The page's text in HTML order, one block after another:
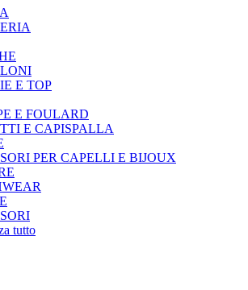
E TOP
E FOULARD
E CAPISPALLA
PER CAPELLI E BIJOUX
tutto